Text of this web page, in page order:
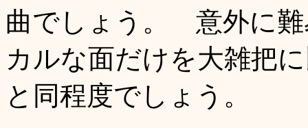
曲でしょう。 意外に
カルな面だけを大雑把
と同程度でしょう。